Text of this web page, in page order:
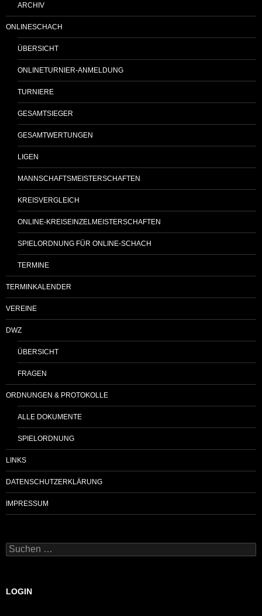
ARCHIV
ONLINESCHACH
ÜBERSICHT
ONLINETURNIER-ANMELDUNG
TURNIERE
GESAMTSIEGER
GESAMTWERTUNGEN
LIGEN
MANNSCHAFTSMEISTERSCHAFTEN
KREISVERGLEICH
ONLINE-KREISEINZELMEISTERSCHAFTEN
SPIELORDNUNG FÜR ONLINE-SCHACH
TERMINE
TERMINKALENDER
VEREINE
DWZ
ÜBERSICHT
FRAGEN
ORDNUNGEN & PROTOKOLLE
ALLE DOKUMENTE
SPIELORDNUNG
LINKS
DATENSCHUTZERKLÄRUNG
IMPRESSUM
Suchen
nach:
LOGIN